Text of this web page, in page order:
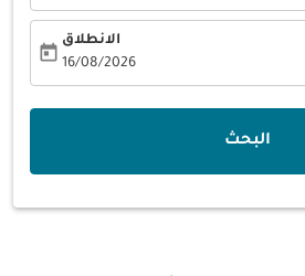
الانطلاق
16/08/2026
today
البحث